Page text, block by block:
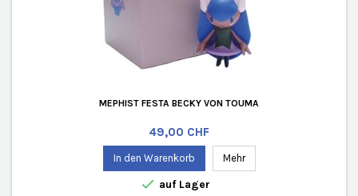
MEPHIST FESTA BECKY VON TOUMA
Preis
49,00 CHF
In den Warenkorb Mehr
 auf Lager